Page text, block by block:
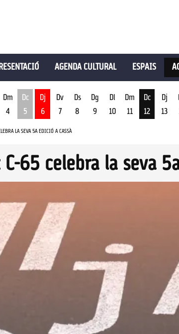
AGENDA CULTURAL ESPAIS
Dm
4
Dc
5
Dj
6
Dv
7
Ds
8
Dg
9
Dl
10
Dm
11
Dc
12
Dj
13
LA SEVA 5A EDICIÓ A CASSÀ
C-65 celebra la seva